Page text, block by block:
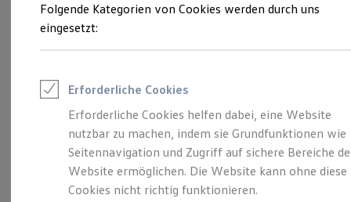
Gewerbliche Personenbeförderung
Service & mobile Werkstätten
Menschen mit Behinderung
Rettungsdienste
ONE Business ID Vorteile
Fahrzeugsuche & Marktplatz
Fahrzeugsuche
Fahrzeuge online kaufen
Digitaler Marktplatz
Kauf & Finanzierung
Online-Fahrzeugbewertung
Zörbiger Straße 2, 06749 Bitterfeld-Wolfen OT
Folgende Kategorien von Cookies werden durch uns
eingesetzt:
Erforderliche Cookies
Erforderliche Cookies helfen dabei, eine Website
nutzbar zu machen, indem sie Grundfunktionen wie
Seitennavigation und Zugriff auf sichere Bereiche
Website ermöglichen. Die Website kann ohne diese
Cookies nicht richtig funktionieren.